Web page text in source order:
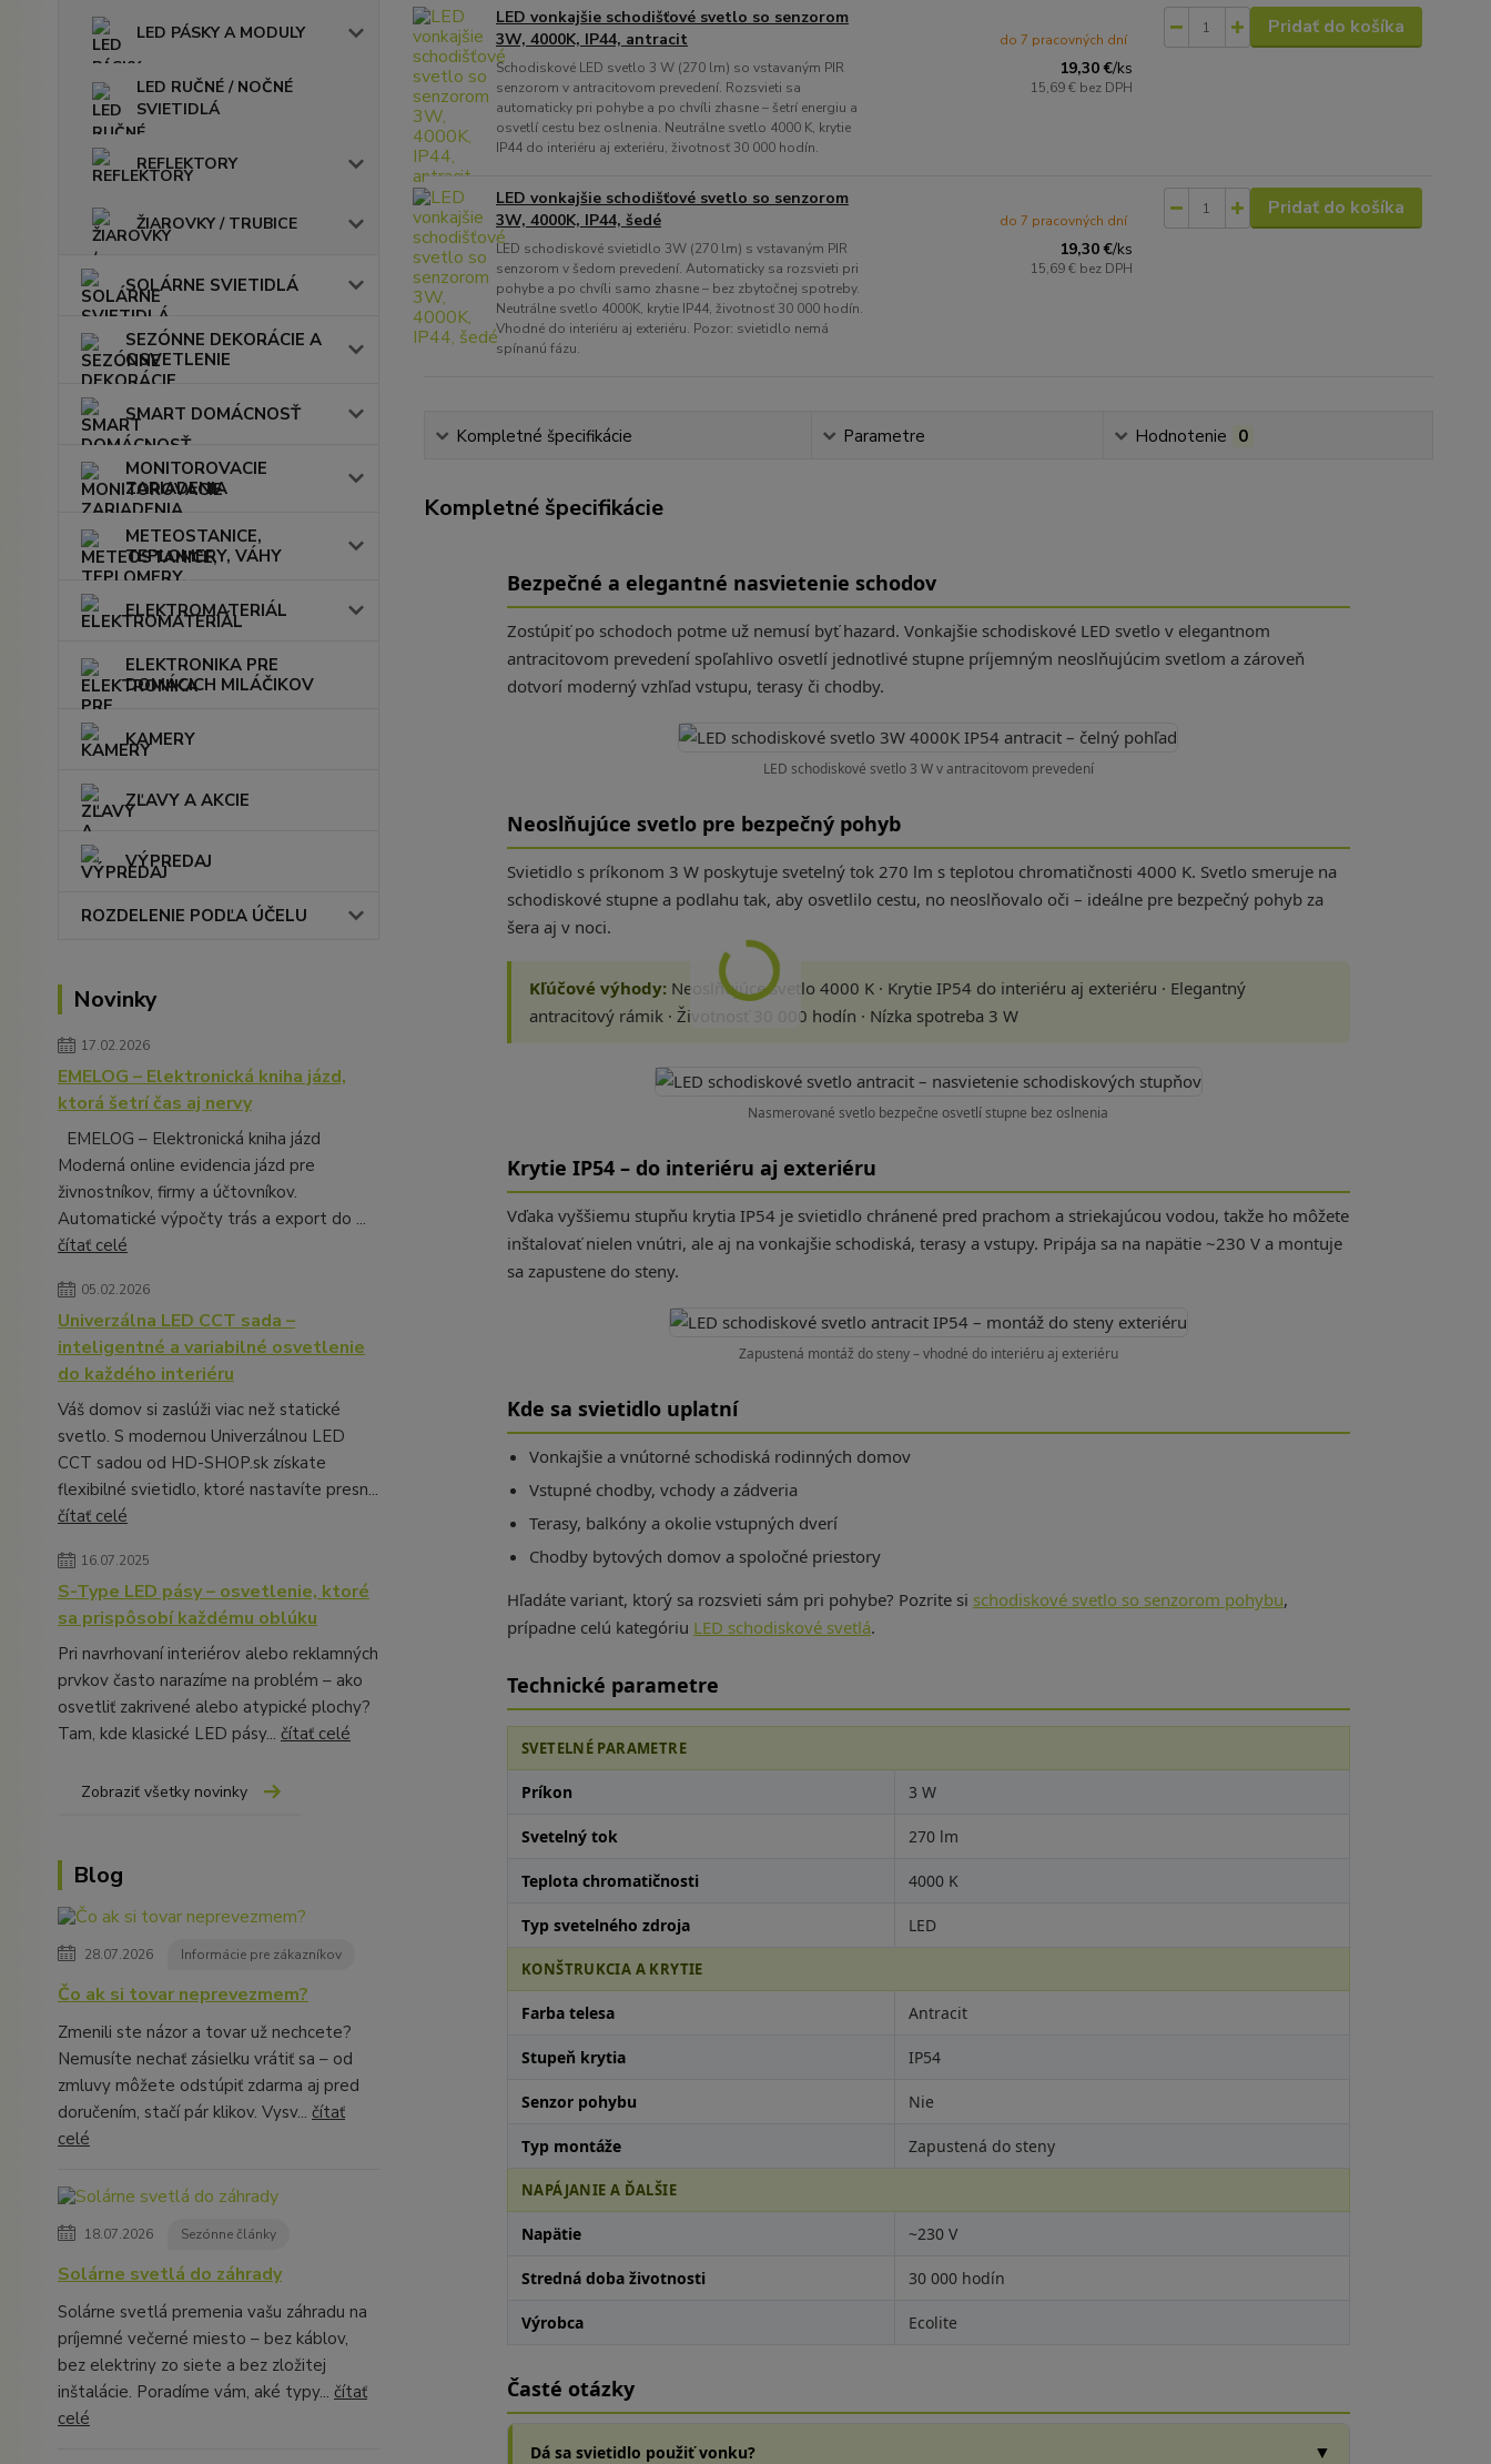
LED PÁSKY A MODULY
LED RUČNÉ / NOČNÉ
SVIETIDLÁ
REFLEKTORY
ŽIAROVKY / TRUBICE
SOLÁRNE SVIETIDLÁ
SEZÓNNE DEKORÁCIE A
OSVETLENIE
SMART DOMÁCNOSŤ
MONITOROVACIE
ZARIADENIA
METEOSTANICE,
TEPLOMERY, VÁHY
ELEKTROMATERIÁL
ELEKTRONIKA PRE
DOMÁCICH MILÁČIKOV
KAMERY
ZĽAVY A AKCIE
VÝPREDAJ
ROZDELENIE PODĽA ÚČELU
Novinky
17.02.2026
EMELOG – Elektronická kniha jázd,
ktorá šetrí čas aj nervy
EMELOG – Elektronická kniha jázd
Moderná online evidencia jázd pre
živnostníkov, firmy a účtovníkov.
Automatické výpočty trás a export do ...
čítať celé
05.02.2026
Univerzálna LED CCT sada –
inteligentné a variabilné osvetlenie
do každého interiéru
Váš domov si zaslúži viac než statické
svetlo. S modernou Univerzálnou LED
CCT sadou od HD-SHOP.sk získate
flexibilné svietidlo, ktoré nastavíte presn...
čítať celé
16.07.2025
S-Type LED pásy – osvetlenie, ktoré
sa prispôsobí každému oblúku
Pri navrhovaní interiérov alebo reklamných
prvkov často narazíme na problém – ako
osvetliť zakrivené alebo atypické plochy?
Tam, kde klasické LED pásy... čítať celé
Zobraziť všetky novinky
Blog
28.07.2026 Informácie pre zákazníkov
Čo ak si tovar neprevezmem?
Zmenili ste názor a tovar už nechcete?
Nemusíte nechať zásielku vrátiť sa – od
zmluvy môžete odstúpiť zdarma aj pred
doručením, stačí pár klikov. Vysv... čítať
celé
18.07.2026 Sezónne články
Solárne svetlá do záhrady
Solárne svetlá premenia vašu záhradu na
príjemné večerné miesto – bez káblov,
bez elektriny zo siete a bez zložitej
inštalácie. Poradíme vám, aké typy... čítať
celé
LED vonkajšie schodišťové svetlo so senzorom
3W, 4000K, IP44, antracit
Schodiskové LED svetlo 3 W (270 lm) so vstavaným PIR
senzorom v antracitovom prevedení. Rozsvieti sa
automaticky pri pohybe a po chvíli zhasne – šetrí energiu a
osvetlí cestu bez oslnenia. Neutrálne svetlo 4000 K, krytie
IP44 do interiéru aj exteriéru, životnosť 30 000 hodín.
19,30 €/ks
15,69 € bez DPH
do 7 pracovných dní
Pridať do košíka
LED vonkajšie schodišťové svetlo so senzorom
3W, 4000K, IP44, šedé
LED schodiskové svietidlo 3W (270 lm) s vstavaným PIR
senzorom v šedom prevedení. Automaticky sa rozsvieti pri
pohybe a po chvíli samo zhasne – bez zbytočnej spotreby.
Neutrálne svetlo 4000K, krytie IP44, životnosť 30 000 hodín.
Vhodné do interiéru aj exteriéru. Pozor: svietidlo nemá
spínanú fázu.
19,30 €/ks
15,69 € bez DPH
do 7 pracovných dní
Pridať do košíka
Kompletné špecifikácie Parametre Hodnotenie 0
Kompletné špecifikácie
Bezpečné a elegantné nasvietenie schodov
Zostúpiť po schodoch potme už nemusí byť hazard. Vonkajšie schodiskové LED svetlo v elegantnom
antracitovom prevedení spoľahlivo osvetlí jednotlivé stupne príjemným neoslňujúcim svetlom a zároveň
dotvorí moderný vzhľad vstupu, terasy či chodby.
LED schodiskové svetlo 3 W v antracitovom prevedení
Neoslňujúce svetlo pre bezpečný pohyb
Svietidlo s príkonom 3 W poskytuje svetelný tok 270 lm s teplotou chromatičnosti 4000 K. Svetlo smeruje na
schodiskové stupne a podlahu tak, aby osvetlilo cestu, no neoslňovalo oči – ideálne pre bezpečný pohyb za
šera aj v noci.
Kľúčové výhody:Neoslňujúce svetlo 4000 K · Krytie IP54 do interiéru aj exteriéru · Elegantný
antracitový rámik · Životnosť 30 000 hodín · Nízka spotreba 3 W
Nasmerované svetlo bezpečne osvetlí stupne bez oslnenia
Krytie IP54 – do interiéru aj exteriéru
Vďaka vyššiemu stupňu krytia IP54 je svietidlo chránené pred prachom a striekajúcou vodou, takže ho môžete
inštalovať nielen vnútri, ale aj na vonkajšie schodiská, terasy a vstupy. Pripája sa na napätie ~230 V a montuje
sa zapustene do steny.
Zapustená montáž do steny – vhodné do interiéru aj exteriéru
Kde sa svietidlo uplatní
Vonkajšie a vnútorné schodiská rodinných domov
Vstupné chodby, vchody a zádveria
Terasy, balkóny a okolie vstupných dverí
Chodby bytových domov a spoločné priestory
Hľadáte variant, ktorý sa rozsvieti sám pri pohybe? Pozrite si schodiskové svetlo so senzorom pohybu,
prípadne celú kategóriu LED schodiskové svetlá.
Technické parametre
SVETELNÉ PARAMETRE
Príkon 3 W
Svetelný tok 270 lm
Teplota chromatičnosti 4000 K
Typ svetelného zdroja LED
KONŠTRUKCIA A KRYTIE
Farba telesa Antracit
Stupeň krytia IP54
Senzor pohybu Nie
Typ montáže Zapustená do steny
NAPÁJANIE A ĎALŠIE
Napätie ~230 V
Stredná doba životnosti 30 000 hodín
Výrobca Ecolite
Časté otázky
Dá sa svietidlo použiť vonku? ▼